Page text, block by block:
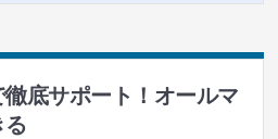
底サポート！オールマ